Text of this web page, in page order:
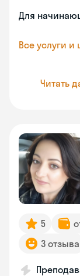
Для
Все услуги и
Читать
5
3 отзыва